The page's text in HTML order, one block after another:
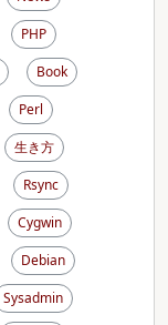
PHP
Book
Perl
生き方
Rsync
Cygwin
Debian
Sysadmin